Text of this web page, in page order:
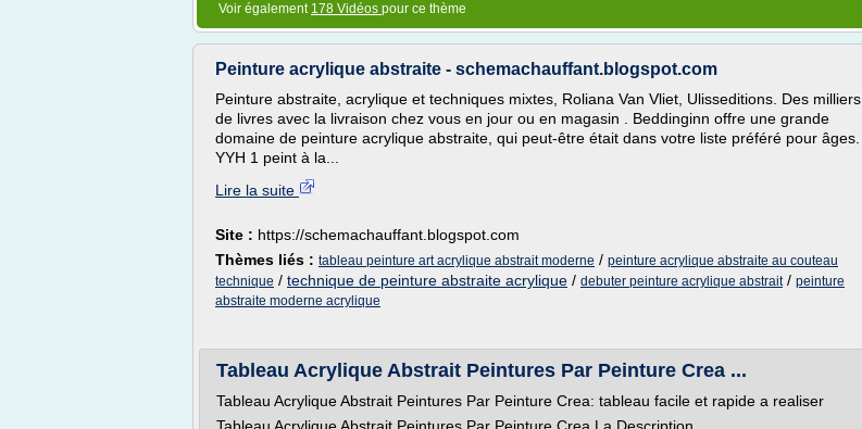
Voir également 178 Vidéos pour ce thème
Peinture acrylique abstraite - schemachauffant.blogspot.com
Peinture abstraite, acrylique et techniques mixtes, Roliana Van Vliet, Ulisseditions. Des milliers
de livres avec la livraison chez vous en jour ou en magasin . Beddinginn offre une grande
domaine de peinture acrylique abstraite, qui peut-être était dans votre liste préféré pour âges.
YYH 1 peint à la...
Lire la suite
Site : https://schemachauffant.blogspot.com
Thèmes liés : tableau peinture art acrylique abstrait moderne / peinture acrylique abstraite au couteau
technique / technique de peinture abstraite acrylique / debuter peinture acrylique abstrait/ peinture
abstraite moderne acrylique
Tableau Acrylique Abstrait Peintures Par Peinture Crea ...
Tableau Acrylique Abstrait Peintures Par Peinture Crea: tableau facile et rapide a realiser